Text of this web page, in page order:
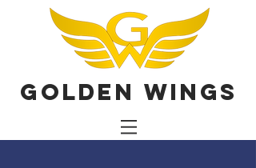
Golden Wings